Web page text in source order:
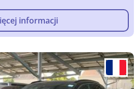
informacji